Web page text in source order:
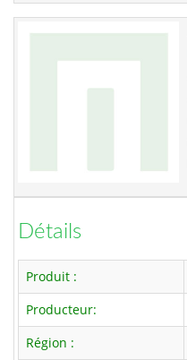
Détails
Produit :
Producteur:
Région :